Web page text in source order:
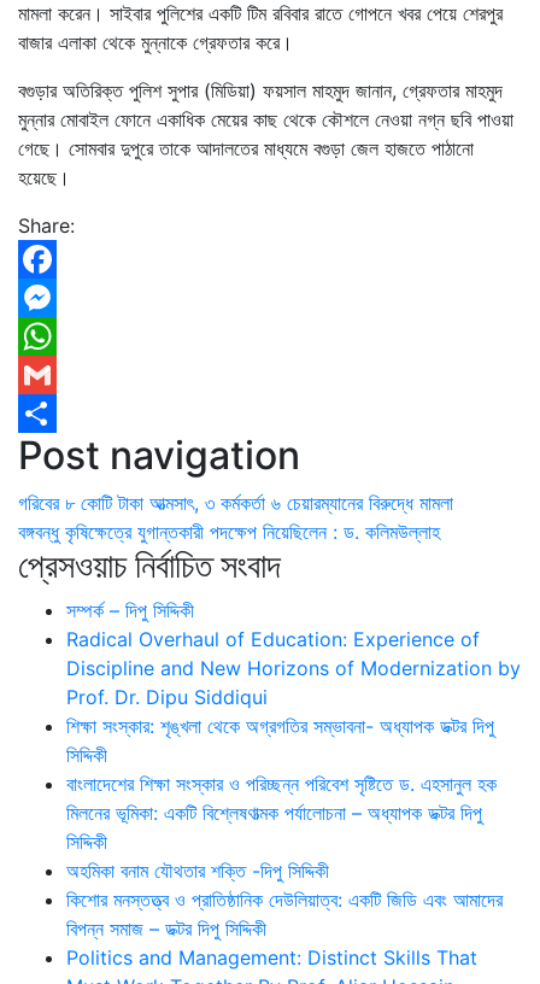
মামলা করেন। সাইবার পুলিশের একটি টিম রবিবার রাতে গোপনে খবর পেয়ে শেরপুর
বাজার এলাকা থেকে মুন্নাকে গ্রেফতার করে।
বগুড়ার অতিরিক্ত পুলিশ সুপার (মিডিয়া) ফয়সাল মাহমুদ জানান, গ্রেফতার মাহমুদ
মুন্নার মোবাইল ফোনে একাধিক মেয়ের কাছ থেকে কৌশলে নেওয়া নগ্ন ছবি পাওয়া
গেছে। সোমবার দুপুরে তাকে আদালতের মাধ্যমে বগুড়া জেল হাজতে পাঠানো
হয়েছে।
Share:
Facebook
Messenger
WhatsApp
Gmail
Share
Post navigation
গরিবের ৮ কোটি টাকা আত্মসাৎ, ৩ কর্মকর্তা ৬ চেয়ারম্যানের বিরুদ্ধে মামলা
বঙ্গবন্ধু কৃষিক্ষেত্রে যুগান্তকারী পদক্ষেপ নিয়েছিলেন : ড. কলিমউল্লাহ
প্রেসওয়াচ নির্বাচিত সংবাদ
সম্পর্ক – দিপু সিদ্দিকী
Radical Overhaul of Education: Experience of
Discipline and New Horizons of Modernization by
Prof. Dr. Dipu Siddiqui
শিক্ষা সংস্কার: শৃঙ্খলা থেকে অগ্রগতির সম্ভাবনা- অধ্যাপক ডক্টর দিপু
সিদ্দিকী
বাংলাদেশের শিক্ষা সংস্কার ও পরিচ্ছন্ন পরিবেশ সৃষ্টিতে ড. এহসানুল হক
মিলনের ভূমিকা: একটি বিশ্লেষণাত্মক পর্যালোচনা – অধ্যাপক ডক্টর দিপু
সিদ্দিকী
অহমিকা বনাম যৌথতার শক্তি -দিপু সিদ্দিকী
কিশোর মনস্তত্ত্ব ও প্রাতিষ্ঠানিক দেউলিয়াত্ব: একটি জিডি এবং আমাদের
বিপন্ন সমাজ – ডক্টর দিপু সিদ্দিকী
Politics and Management: Distinct Skills That